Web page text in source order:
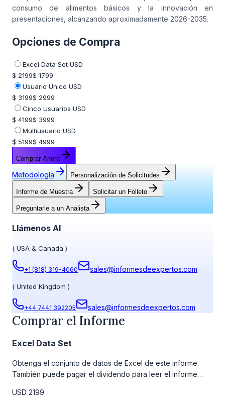
consumo de alimentos básicos y la innovación en
presentaciones, alcanzando aproximadamente 2026-2035.
Opciones de Compra
Excel Data Set USD
$ 2199$ 1799
Usuario Único USD
$ 3199$ 2999
Cinco Usuarios USD
$ 4199$ 3999
Multiusuario USD
$ 5199$ 4999
Comprar Ahora
Metodología Personalización de Solicitudes
Informe de Muestra Solicitar un Folleto
Preguntarle a un Analista
Llámenos Al
( USA & Canada )
+1 (818) 319-4060 sales@informesdeexpertos.com
( United Kingdom )
+44 7441 392205 sales@informesdeexpertos.com
Comprar el Informe
Excel Data Set
Obtenga el conjunto de datos de Excel de este informe.
También puede pagar el dividendo para leer el informe
la tabla de precios a continuación.
USD 2199